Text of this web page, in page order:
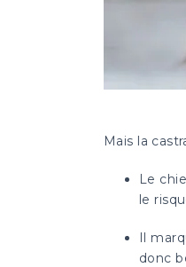
Mais la
Le
le
Il
donc